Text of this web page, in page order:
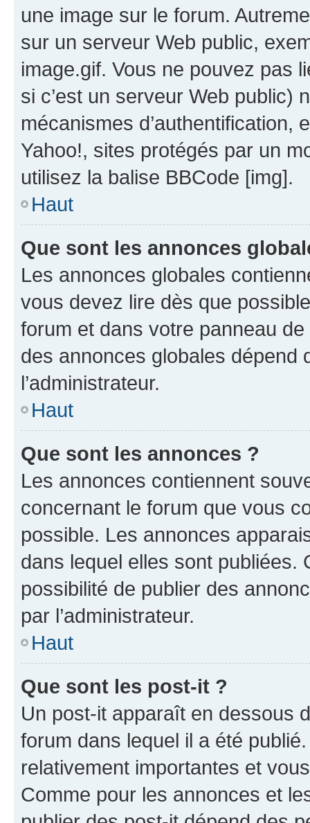
une image sur le forum.
sur un serveur Web public,
image.gif. Vous ne pouvez pas
si c’est un serveur Web public)
mécanismes d’authentification,
Yahoo!, sites protégés par un
utilisez la balise BBCode [img].
Haut
Que sont les annonces
Les annonces globales
vous devez lire dès que
forum et dans votre panneau
des annonces globales dépend
l’administrateur.
Haut
Que sont les annonces ?
Les annonces contiennent
concernant le forum que vous
possible. Les annonces
dans lequel elles sont publiées.
possibilité de publier des
par l’administrateur.
Haut
Que sont les post-it ?
Un post-it apparaît en dessous
forum dans lequel il a été
relativement importantes et
Comme pour les annonces et